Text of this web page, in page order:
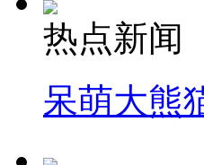
热点新闻
呆萌大熊